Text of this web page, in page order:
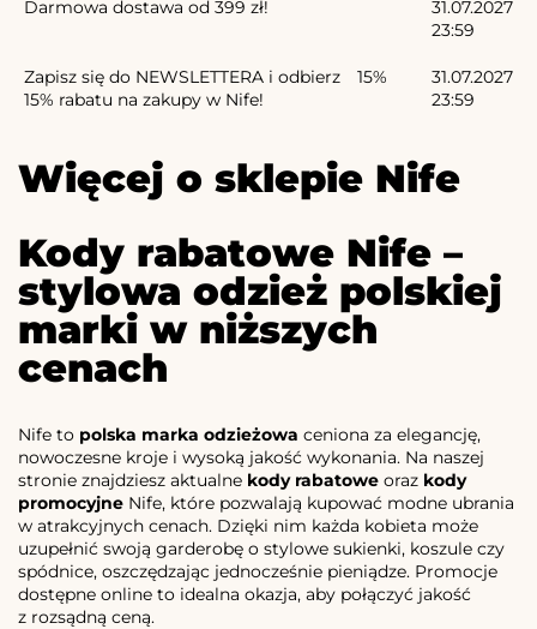
Darmowa dostawa od 399 zł!
31.07.2027
23:59
Zapisz się do NEWSLETTERA i odbierz
15% rabatu na zakupy w Nife!
15%
31.07.2027
23:59
Więcej o sklepie Nife
Kody rabatowe Nife –
stylowa odzież polskiej
marki w niższych
cenach
Nife to polska marka odzieżowa ceniona za elegancję,
nowoczesne kroje i wysoką jakość wykonania. Na naszej
stronie znajdziesz aktualne kody rabatowe oraz kody
promocyjne Nife, które pozwalają kupować modne ubrania
w atrakcyjnych cenach. Dzięki nim każda kobieta może
uzupełnić swoją garderobę o stylowe sukienki, koszule czy
spódnice, oszczędzając jednocześnie pieniądze. Promocje
dostępne online to idealna okazja, aby połączyć jakość
z rozsądną ceną.